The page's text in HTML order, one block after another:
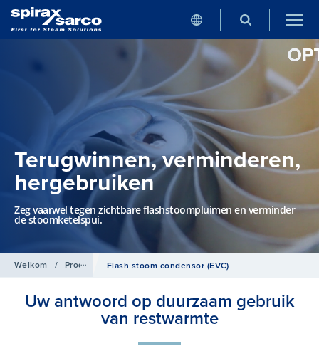
Terugwinnen, verminderen,
hergebruiken
Zeg vaarwel tegen zichtbare flashstoompluimen en verminder
de stoomketelspui.
Welkom / Producten / Warmtewisselaars
Flash stoom condensor (EVC)
Uw antwoord op duurzaam gebruik
van restwarmte